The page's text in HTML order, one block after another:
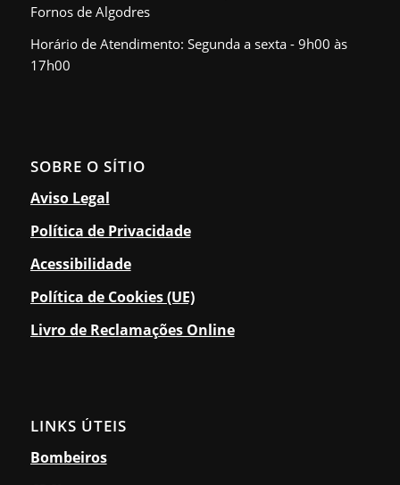
Fornos de Algodres
Horário de Atendimento: Segunda a sexta - 9h00 às
17h00
SOBRE O SÍTIO
Aviso Legal
Política de Privacidade
Acessibilidade
Política de Cookies (UE)
Livro de Reclamações Online
LINKS ÚTEIS
Bombeiros